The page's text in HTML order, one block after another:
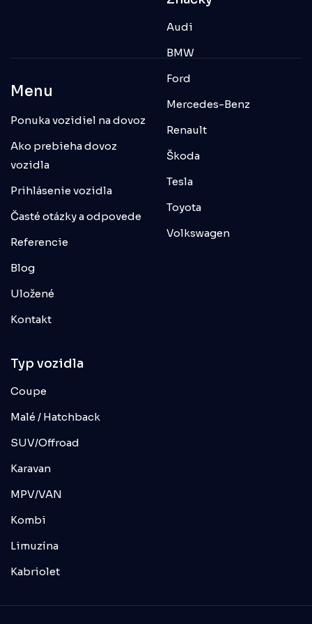
Menu
Ponuka vozidiel na dovoz
Ako prebieha dovoz
vozidla
Prihlásenie vozidla
Časté otázky a odpovede
Referencie
Blog
Uložené
Kontakt
Audi
BMW
Ford
Mercedes-Benz
Renault
Škoda
Tesla
Toyota
Volkswagen
Typ vozidla
Coupe
Malé / Hatchback
SUV/Offroad
Karavan
MPV/VAN
Kombi
Limuzína
Kabriolet